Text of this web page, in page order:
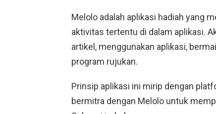
Melolo adalah aplikasi hadiah yang
aktivitas tertentu di dalam aplikasi.
artikel, menggunakan aplikasi,
program rujukan.
Prinsip aplikasi ini mirip dengan
bermitra dengan Melolo untuk